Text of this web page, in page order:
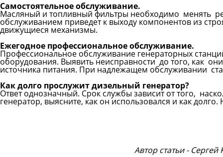
Самостоятельное обслуживание.
Масляный и топливный фильтры необходимо менять
обслуживанием приведет к выходу компонентов из
движущиеся механизмы.
Ежегодное профессиональное обслуживание.
Профессиональное обслуживание генераторных
оборудования. Выявить неисправности до того, как
источника питания. При надлежащем обслуживании
Как долго прослужит дизельный генератор?
Ответ однозначный. Срок службы зависит от того,
генератор, выясните, как он использовался и как
Автор статьи - Сергей